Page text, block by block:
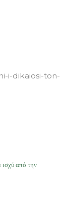
i-dikaiosi-
από την